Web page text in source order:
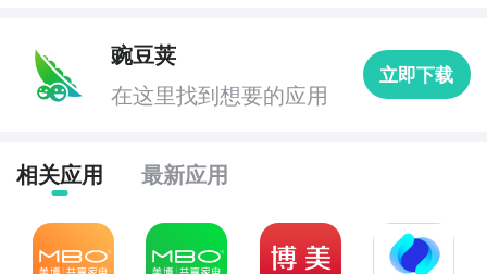
豌豆荚
在这里找到想要的应用
立即下载
相关应用 最新应用